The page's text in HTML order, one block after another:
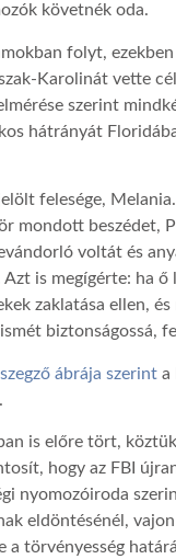
követnék oda.
folyt,
Karolinát vette
szerint
hátrányát
felesége,
mondott beszédet,
voltát és
is megígérte: ha
zaklatása ellen,
biztonságossá,
ábrája szerint a
is előre tört,
hogy az FBI
nyomozóiroda
eldöntésénél,
a törvényesség